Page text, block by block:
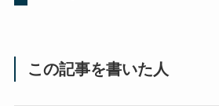
この記事を書いた人